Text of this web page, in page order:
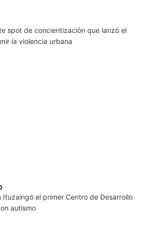
spot de concientización que lanzó el
la violencia urbana
Ituzaingó el primer Centro de Desarrollo
autismo